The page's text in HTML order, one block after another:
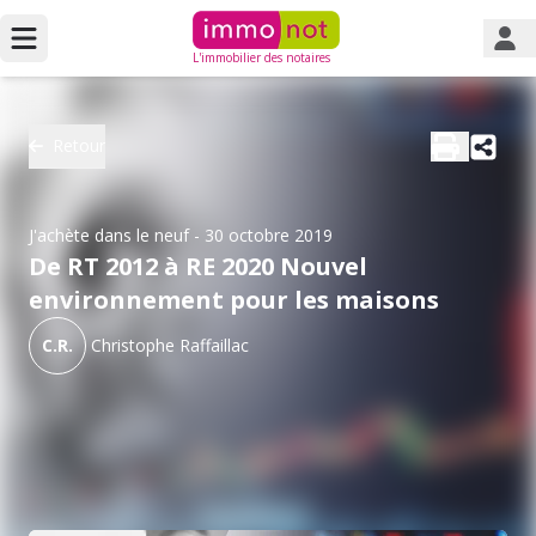
L'immobilier des notaires
J'achète dans le neuf- 30 octobre 2019
De RT 2012 à RE 2020 Nouvel
environnement pour les maisons
C.R. Christophe Raffaillac